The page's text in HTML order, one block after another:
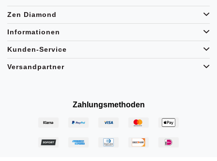
Zen Diamond
Informationen
Kunden-Service
Versandpartner
Zahlungsmethoden